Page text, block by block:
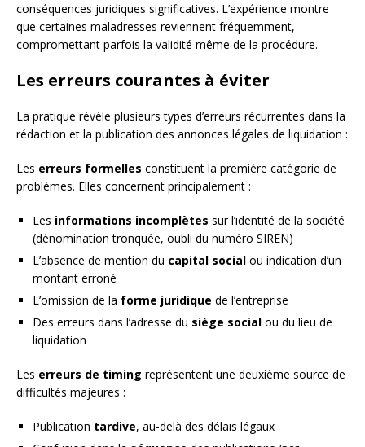
conséquences juridiques significatives. L’expérience montre
que certaines maladresses reviennent fréquemment,
compromettant parfois la validité même de la procédure.
Les erreurs courantes à éviter
La pratique révèle plusieurs types d’erreurs récurrentes dans la
rédaction et la publication des annonces légales de liquidation :
Les erreurs formelles constituent la première catégorie de
problèmes. Elles concernent principalement :
Les informations incomplètes sur l’identité de la société
(dénomination tronquée, oubli du numéro SIREN)
L’absence de mention du capital social ou indication d’un
montant erroné
L’omission de la forme juridique de l’entreprise
Des erreurs dans l’adresse du siège social ou du lieu de
liquidation
Les erreurs de timing représentent une deuxième source de
difficultés majeures :
Publication tardive, au-delà des délais légaux